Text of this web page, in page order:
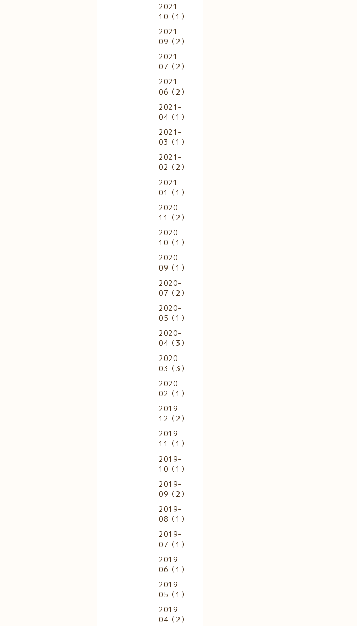
2021-
10（1）
2021-
09（2）
2021-
07（2）
2021-
06（2）
2021-
04（1）
2021-
03（1）
2021-
02（2）
2021-
01（1）
2020-
11（2）
2020-
10（1）
2020-
09（1）
2020-
07（2）
2020-
05（1）
2020-
04（3）
2020-
03（3）
2020-
02（1）
2019-
12（2）
2019-
11（1）
2019-
10（1）
2019-
09（2）
2019-
08（1）
2019-
07（1）
2019-
06（1）
2019-
05（1）
2019-
04（2）